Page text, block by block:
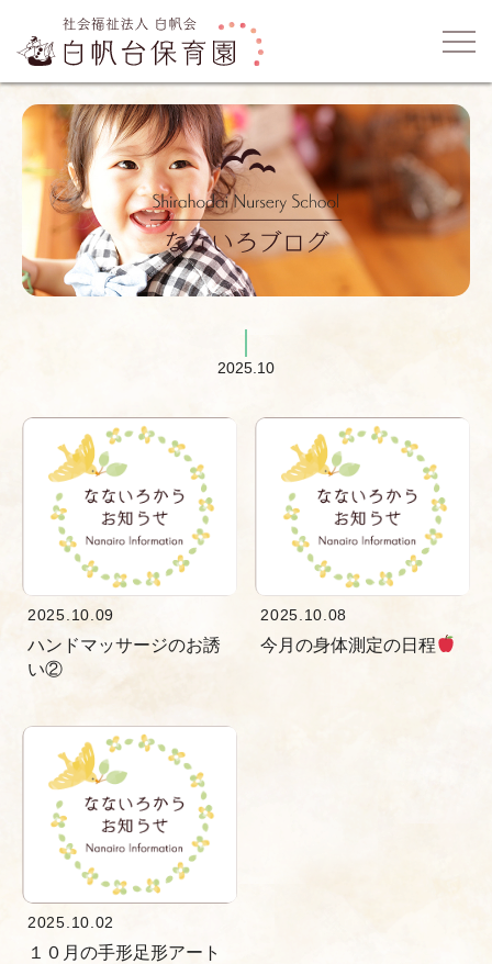
2025.10
2025.10.09
ハンドマッサージのお誘
い②
2025.10.08
今月の身体測定の日程
2025.10.02
１０月の手形足形アート